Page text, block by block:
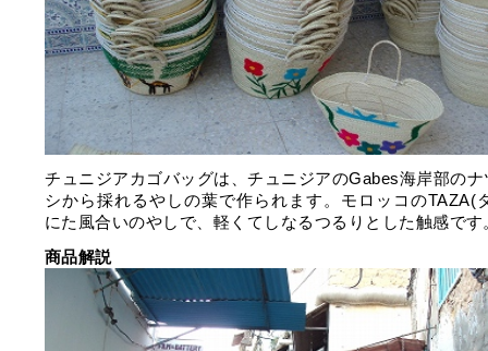
チュニジアカゴバッグは、チュニジアのGabes海岸部のナ
シから採れるやしの葉で作られます。モロッコのTAZA(
にた風合いのやしで、軽くてしなるつるりとした触感です
商品解説